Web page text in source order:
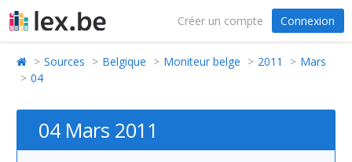
Créer un compte Connexion
Sources Belgique Moniteur belge 2011
Mars
04
04 Mars 2011